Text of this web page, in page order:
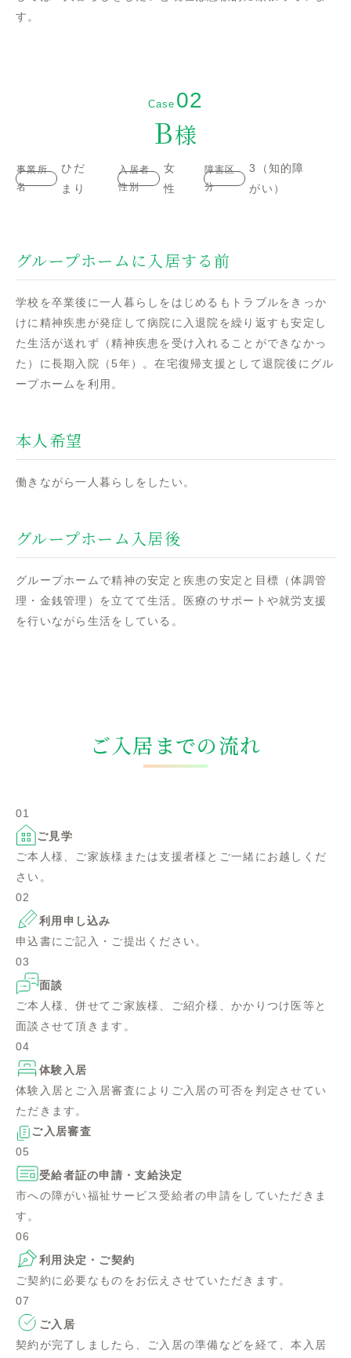
す。
B様
事業所
名
ひだ
まり
入居者
性別
女
性
障害区
分
3（知的障
がい）
グループホームに入居する前
学校を卒業後に一人暮らしをはじめるもトラブルをきっか
けに精神疾患が発症して病院に入退院を繰り返すも安定し
た生活が送れず（精神疾患を受け入れることができなかっ
た）に長期入院（5年）。在宅復帰支援として退院後にグル
ープホームを利用。
本人希望
働きながら一人暮らしをしたい。
グループホーム入居後
グループホームで精神の安定と疾患の安定と目標（体調管
理・金銭管理）を立てて生活。医療のサポートや就労支援
を行いながら生活をしている。
ご入居までの流れ
01
ご見学
ご本人様、ご家族様または支援者様とご一緒にお越しくだ
さい。
02
利用申し込み
申込書にご記入・ご提出ください。
03
面談
ご本人様、併せてご家族様、ご紹介様、かかりつけ医等と
面談させて頂きます。
04
体験入居
体験入居とご入居審査によりご入居の可否を判定させてい
ただきます。
ご入居審査
05
受給者証の申請・支給決定
市への障がい福祉サービス受給者の申請をしていただきま
す。
06
利用決定・ご契約
ご契約に必要なものをお伝えさせていただきます。
07
ご入居
契約が完了しましたら、ご入居の準備などを経て、本入居